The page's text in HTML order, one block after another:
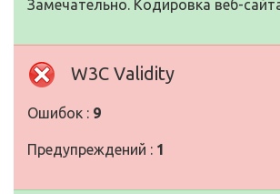
Замечательно. Кодировка веб-
W3C Validity
Ошибок : 9
Предупреждений : 1